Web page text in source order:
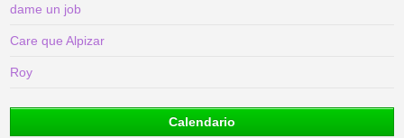
dame un job
Care que Alpizar
Roy
Calendario